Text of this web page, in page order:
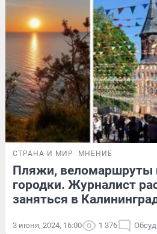
СТРАНА И МИР МНЕНИЕ
Пляжи, веломаршруты
городки. Журналист
заняться в
3 июня, 2024, 16:00 1 376